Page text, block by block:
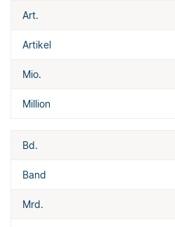
Art.
Artikel
Mio.
Million
Bd.
Band
Mrd.